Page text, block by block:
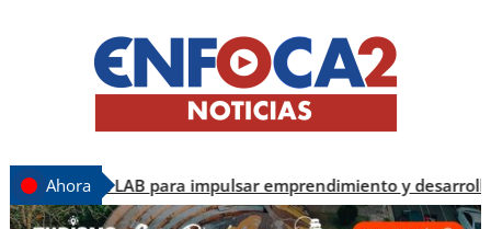
Ahora
para impulsar emprendimiento y desarrollo tecnológico